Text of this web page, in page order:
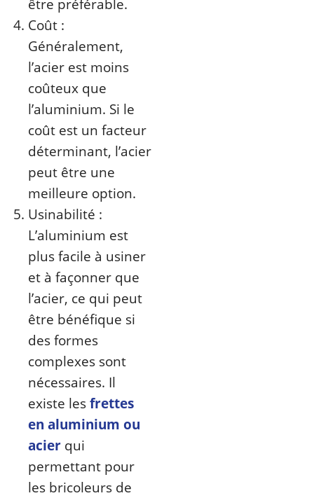
être préférable.
Coût :
Généralement,
l’acier est moins
coûteux que
l’aluminium. Si le
coût est un facteur
déterminant, l’acier
peut être une
meilleure option.
Usinabilité :
L’aluminium est
plus facile à usiner
et à façonner que
l’acier, ce qui peut
être bénéfique si
des formes
complexes sont
nécessaires. Il
existe lesfrettes
en aluminium ou
acier qui
permettant pour
les bricoleurs de